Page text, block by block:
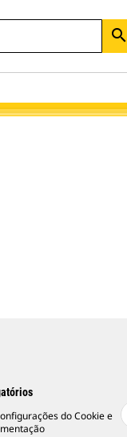
search
do Cookie e